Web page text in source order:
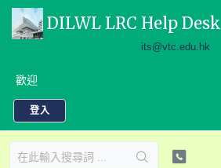
DILWL LRC Help Desk
its@vtc.edu.hk
歡迎
登入